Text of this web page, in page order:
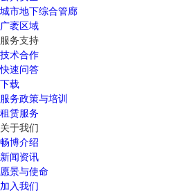
城市地下综合管廊
广袤区域
服务支持
技术合作
快速问答
下载
服务政策与培训
租赁服务
关于我们
畅博介绍
新闻资讯
愿景与使命
加入我们